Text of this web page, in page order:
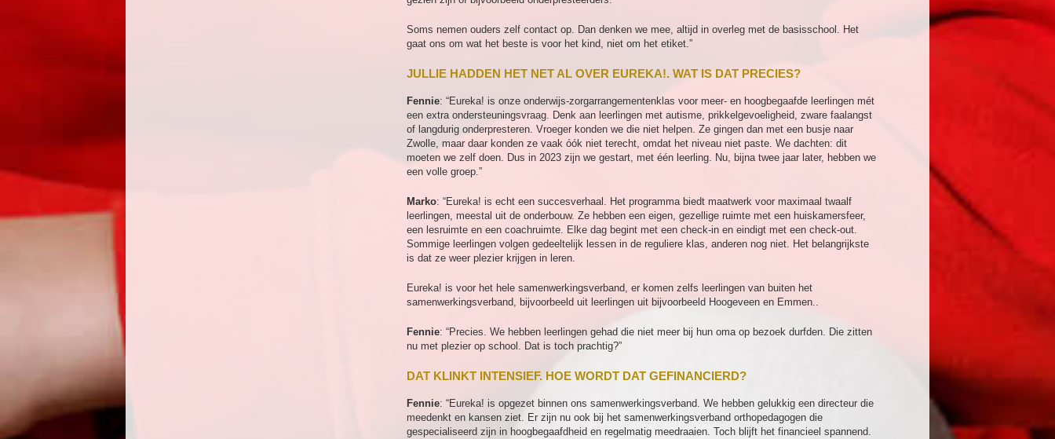
Soms nemen ouders zelf contact op. Dan denken we mee, altijd in overleg met de basisschool. Het
gaat ons om wat het beste is voor het kind, niet om het etiket.”
JULLIE HADDEN HET NET AL OVER EUREKA!. WAT IS DAT PRECIES?
Fennie: “Eureka! is onze onderwijs-zorgarrangementenklas voor meer- en hoogbegaafde leerlingen mét
een extra ondersteuningsvraag. Denk aan leerlingen met autisme, prikkelgevoeligheid, zware faalangst
of langdurig onderpresteren. Vroeger konden we die niet helpen. Ze gingen dan met een busje naar
Zwolle, maar daar konden ze vaak óók niet terecht, omdat het niveau niet paste. We dachten: dit
moeten we zelf doen. Dus in 2023 zijn we gestart, met één leerling. Nu, bijna twee jaar later, hebben we
een volle groep.”
Marko: “Eureka! is echt een succesverhaal. Het programma biedt maatwerk voor maximaal twaalf
leerlingen, meestal uit de onderbouw. Ze hebben een eigen, gezellige ruimte met een huiskamersfeer,
een lesruimte en een coachruimte. Elke dag begint met een check-in en eindigt met een check-out.
Sommige leerlingen volgen gedeeltelijk lessen in de reguliere klas, anderen nog niet. Het belangrijkste
is dat ze weer plezier krijgen in leren.
Eureka! is voor het hele samenwerkingsverband, er komen zelfs leerlingen van buiten het
samenwerkingsverband, bijvoorbeeld uit leerlingen uit bijvoorbeeld Hoogeveen en Emmen..
Fennie: “Precies. We hebben leerlingen gehad die niet meer bij hun oma op bezoek durfden. Die zitten
nu met plezier op school. Dat is toch prachtig?”
DAT KLINKT INTENSIEF. HOE WORDT DAT GEFINANCIERD?
Fennie: “Eureka! is opgezet binnen ons samenwerkingsverband. We hebben gelukkig een directeur die
meedenkt en kansen ziet. Er zijn nu ook bij het samenwerkingsverband orthopedagogen die
gespecialiseerd zijn in hoogbegaafdheid en regelmatig meedraaien. Toch blijft het financieel spannend.